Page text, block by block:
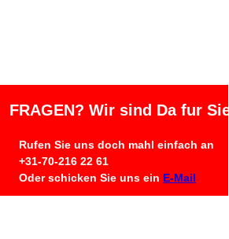
FRAGEN? Wir sind Da fur Sie
Rufen Sie uns doch mahl einfach an
+31-70-216 22 61
Oder schicken Sie uns ein E-Mail